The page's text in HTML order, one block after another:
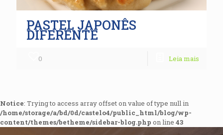
PASTEL JAPONÊS
DIFERENTE
0 Leia mais
Notice: Trying to access array offset on value of type null in
/home/storage/a/bd/0d/castelo4/public_html/blog/wp-
content/themes/betheme/sidebar-blog.php on line 43